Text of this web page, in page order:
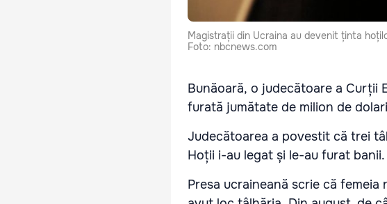
Magistrații din Ucraina au devenit ținta
Foto: nbcnews.com
Bunăoară, o judecătoare a Curții
furată jumătate de milion de
Judecătoarea a povestit că trei
Hoții i-au legat și le-au furat banii.
Presa ucraineană scrie că